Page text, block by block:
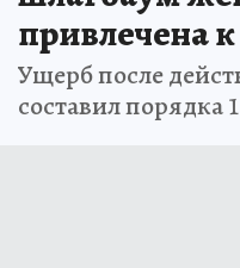
привлечена
Ущерб после
составил порядка